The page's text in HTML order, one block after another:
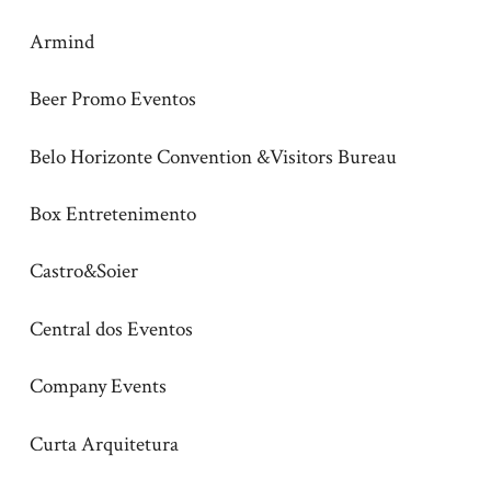
Armind
Beer Promo Eventos
Belo Horizonte Convention &Visitors Bureau
Box Entretenimento
Castro&Soier
Central dos Eventos
Company Events
Curta Arquitetura